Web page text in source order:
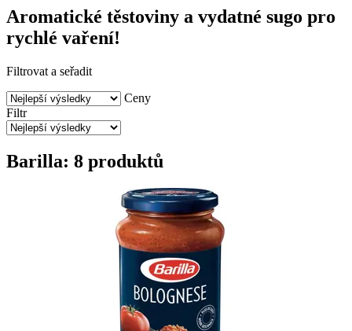
Aromatické těstoviny a vydatné sugo pro
rychlé vaření!
Filtrovat a seřadit
Ceny
Filtr
Barilla: 8 produktů